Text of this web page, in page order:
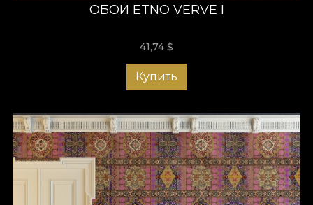
ОБОИ ETNO VERVE I
41,74 $
Купить